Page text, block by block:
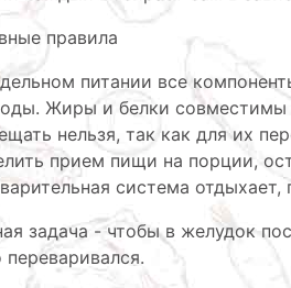
правила
питании все
Жиры и белки совместимы
нельзя, так как для их
прием пищи на порции,
система
задача - чтобы в желудок
переваривался.